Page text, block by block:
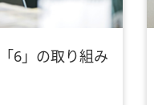
「6」の取り組み